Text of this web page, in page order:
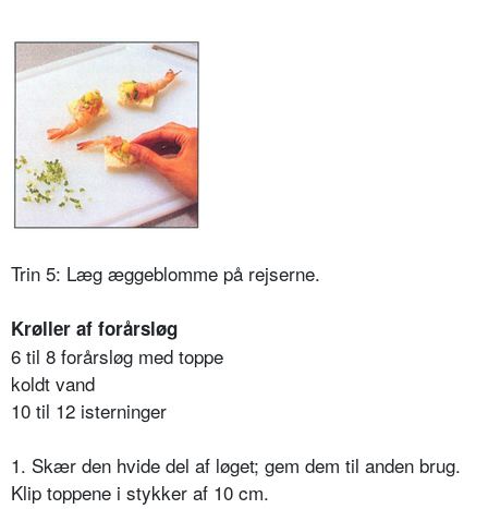
Trin 5: Læg æggeblomme på rejserne.
Krøller af forårsløg
6 til 8 forårsløg med toppe
koldt vand
10 til 12 isterninger
1. Skær den hvide del af løget; gem dem til anden brug.
Klip toppene i stykker af 10 cm.